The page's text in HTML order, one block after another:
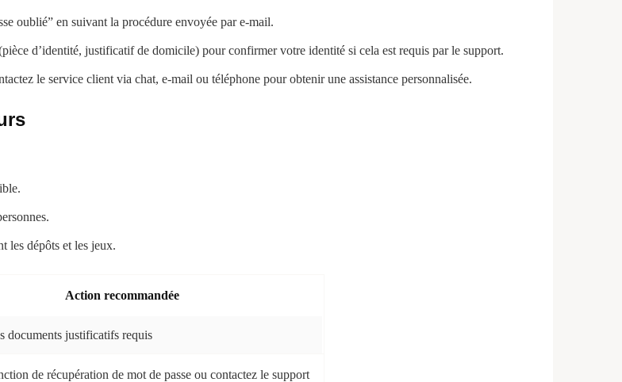
oublié” en suivant la procédure envoyée par e-mail.
d’identité, justificatif de domicile) pour confirmer votre identité si cela est requis par le support.
le service client via chat, e-mail ou téléphone pour obtenir une assistance personnalisée.
les dépôts et les jeux.
Action recommandée
documents justificatifs requis
de récupération de mot de passe ou contactez le support